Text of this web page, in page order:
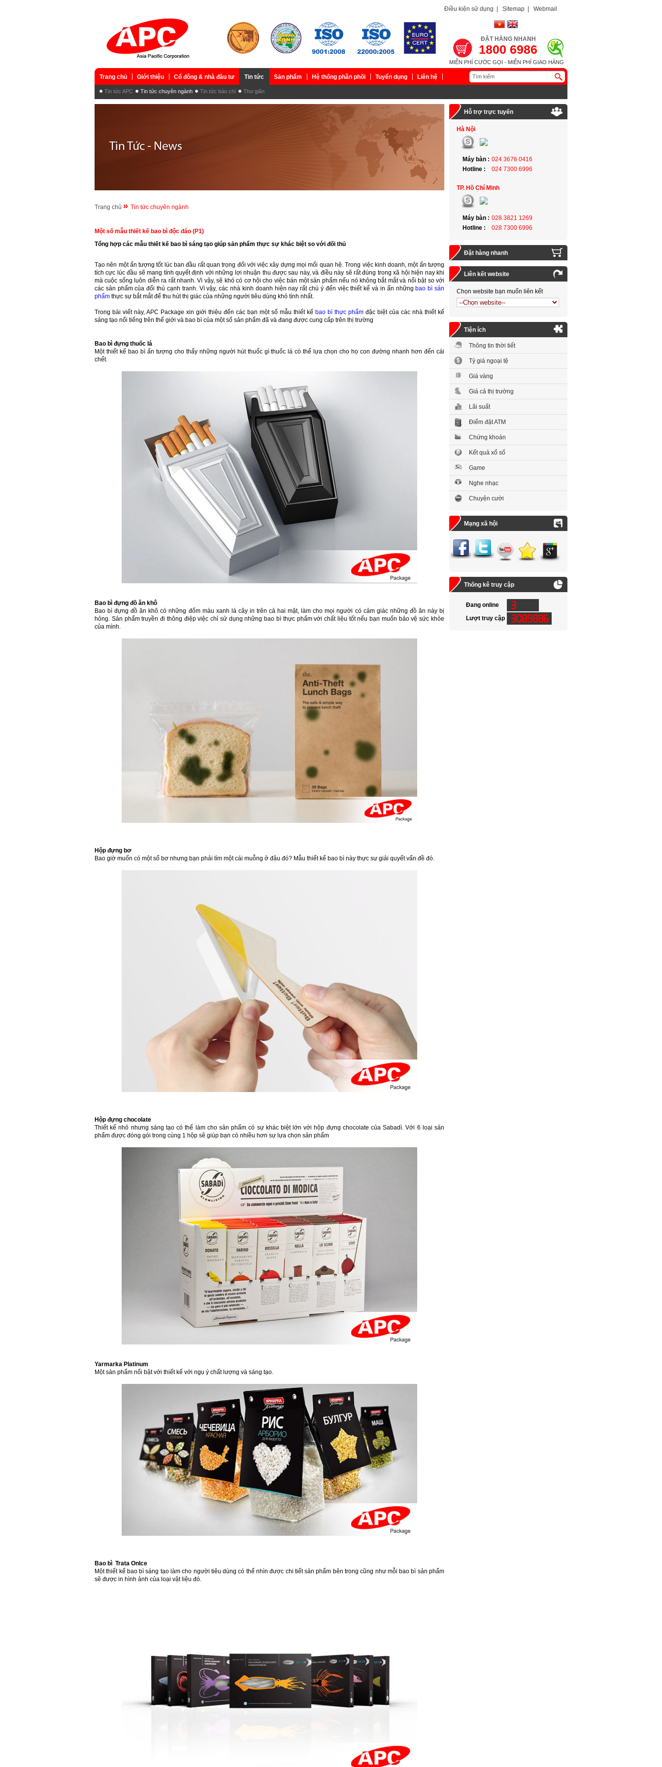
Điều kiện sử dụng Sitemap Webmail
ĐẶT HÀNG NHANH
1800 6986
MIỄN PHÍ CƯỚC GỌI - MIỄN PHÍ GIAO HÀNG
Trang chủ Giới thiệu Cổ đông & nhà đầu tư Tin tức
Tin tức APC Tin tức chuyên ngành Tin tức báo chí Thư giãn
Sản phẩm Hệ thống phân phối Tuyển dụng Liên hệ
Trang chủ » Tin tức chuyên ngành
Một số mẫu thiết kế bao bì độc đáo (P1)
Tổng hợp các mẫu thiết kế bao bì sáng tạo giúp sản phẩm thực sự khác biệt so với đối thủ
Tạo nên một ấn tượng tốt lúc ban đầu rất quan trọng đối với việc xây dựng mọi mối quan hệ. Trong việc kinh doanh, một ấn tượng
tích cực lúc đầu sẽ mang tính quyết định với những lợi nhuận thu được sau này, và điều này sẽ rất đúng trong xã hội hiện nay khi
mà cuộc sống luôn diễn ra rất nhanh. Vì vậy, sẽ khó có cơ hội cho việc bán một sản phẩm nếu nó không bắt mắt và nổi bật so với
các sản phẩm của đối thủ cạnh tranh. Vì vậy, các nhà kinh doanh hiện nay rất chú ý đến việc thiết kế và in ấn những bao bì sản
phẩm thực sự bắt mắt để thu hút thị giác của những người tiêu dùng khó tính nhất.
Trong bài viết này, APC Package xin giới thiệu đến các bạn một số mẫu thiết kế bao bì thực phẩm đặc biệt của các nhà thiết kế
sáng tạo nổi tiếng trên thế giới và bao bì của một số sản phẩm đã và đang được cung cấp trên thị trường
Bao bì đựng thuốc lá
Một thiết kế bao bì ấn tượng cho thấy những người hút thuốc gì thuốc lá có thể lựa chọn cho họ con đường nhanh hơn đến cái
chết.
Bao bì đựng đồ ăn khô
Bao bì đựng đồ ăn khô có những đốm màu xanh lá cây in trên cả hai mặt, làm cho mọi người có cảm giác những đồ ăn này bị
hỏng. Sản phẩm truyền đi thông điệp việc chỉ sử dụng những bao bì thực phẩm với chất liệu tốt nếu bạn muốn bảo vệ sức khỏe
của mình.
Hộp đựng bơ
Bao giờ muốn có một số bơ nhưng bạn phải tìm một cái muỗng ở đâu đó? Mẫu thiết kế bao bì này thực sự giải quyết vấn đề đó.
Hộp đựng chocolate
Thiết kế nhỏ nhưng sáng tạo có thể làm cho sản phẩm có sự khác biệt lớn với hộp đựng chocolate của Sabadì. Với 6 loại sản
phẩm được đóng gói trong cùng 1 hộp sẽ giúp bạn có nhiều hơn sự lựa chọn sản phẩm
Yarmarka Platinum
Một sản phẩm nổi bật với thiết kế với ngụ ý chất lượng và sáng tạo.
Bao bì Trata OnIce
Một thiết kế bao bì sáng tạo làm cho người tiêu dùng có thể nhìn được chi tiết sản phẩm bên trong cũng như mỗi bao bì sản phẩm
sẽ được in hình ảnh của loại vật liệu đó.
Hỗ trợ trực tuyến
Hà Nội
Máy bàn : 024 3676 0416
Hotline :
024 7300 6996
TP. Hồ Chí Minh
Máy bàn : 028 3821 1269
Hotline :
028 7300 6996
Đặt hàng nhanh
Liên kết website
Chọn website bạn muốn liên kết
Tiện ích
Thông tin thời tiết
Tỷ giá ngoại tệ
Giá vàng
Giá cả thị trường
Lãi suất
Điểm đặt ATM
Chứng khoán
Kết quả xổ số
Game
Nghe nhạc
Chuyện cười
Mạng xã hội
Thống kê truy cập
Đang online
Lượt truy cập